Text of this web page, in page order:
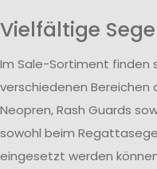
Vielfältige
Im Sale-Sortiment finden
verschiedenen Bereichen
Neopren, Rash Guards
sowohl beim
eingesetzt werden